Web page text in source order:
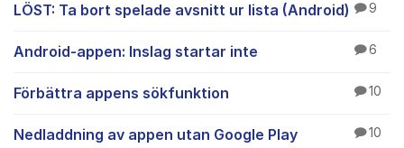
LÖST: Ta bort spelade avsnitt ur lista (Android) 9
Android-appen: Inslag startar inte 6
Förbättra appens sökfunktion 10
Nedladdning av appen utan Google Play 10